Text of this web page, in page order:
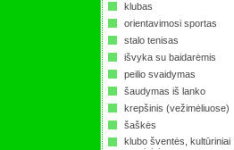
klubas
orientavimosi sportas
stalo tenisas
išvyka su baidarėmis
peilio svaidymas
šaudymas iš lanko
krepšinis (vežimėliuose)
šaškės
klubo šventės, kultūriniai